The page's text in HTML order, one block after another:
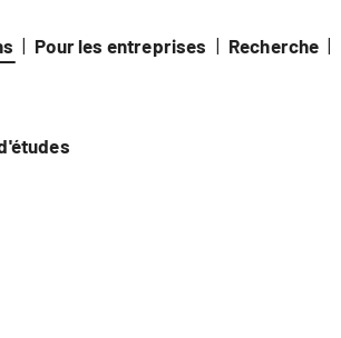
| Pour les entreprises | Recherche |